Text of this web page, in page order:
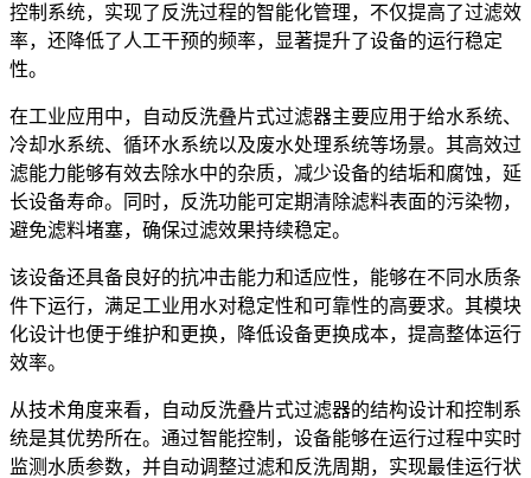
控制系统，实现了反洗过程的智能化管理，不仅提高了过滤效
率，还降低了人工干预的频率，显著提升了设备的运行稳定
性。
在工业应用中，自动反洗叠片式过滤器主要应用于给水系统、
冷却水系统、循环水系统以及废水处理系统等场景。其高效过
滤能力能够有效去除水中的杂质，减少设备的结垢和腐蚀，延
长设备寿命。同时，反洗功能可定期清除滤料表面的污染物，
避免滤料堵塞，确保过滤效果持续稳定。
该设备还具备良好的抗冲击能力和适应性，能够在不同水质条
件下运行，满足工业用水对稳定性和可靠性的高要求。其模块
化设计也便于维护和更换，降低设备更换成本，提高整体运行
效率。
从技术角度来看，自动反洗叠片式过滤器的结构设计和控制系
统是其优势所在。通过智能控制，设备能够在运行过程中实时
监测水质参数，并自动调整过滤和反洗周期，实现最佳运行状